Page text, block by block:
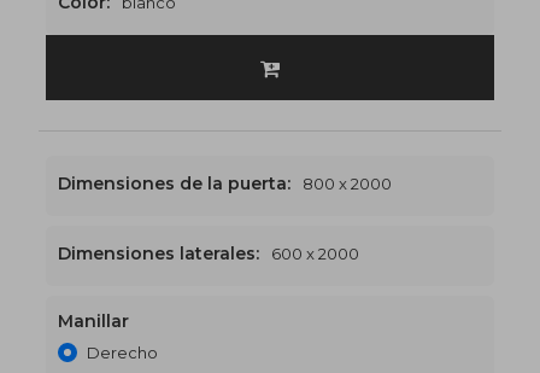
1400 x 2000
Dimensiones de la puerta: 800 x 2000
Dimensiones laterales: 600 x 2000
Manillar
Derecho